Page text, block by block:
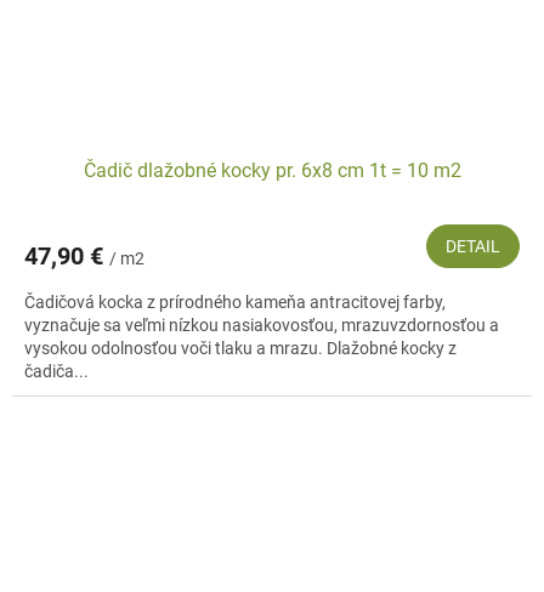
Čadič dlažobné kocky pr. 6x8 cm 1t = 10 m2
47,90 € / m2
DETAIL
Čadičová kocka z prírodného kameňa antracitovej farby,
vyznačuje sa veľmi nízkou nasiakovosťou, mrazuvzdornosťou a
vysokou odolnosťou voči tlaku a mrazu. Dlažobné kocky z
čadiča...